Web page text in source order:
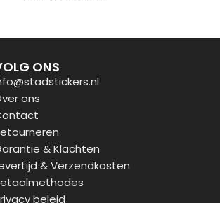
ONS
ons
& Klachten
& Verzendkosten
beleid